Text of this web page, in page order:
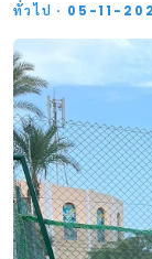
ทั่วไป · 05-11-